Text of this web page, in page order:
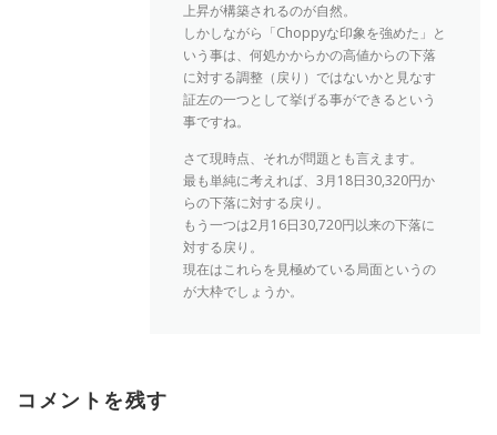
上昇が構築されるのが自然。
しかしながら「Choppyな印象を強めた」と
いう事は、何処かからかの高値からの下落
に対する調整（戻り）ではないかと見なす
証左の一つとして挙げる事ができるという
事ですね。
さて現時点、それが問題とも言えます。
最も単純に考えれば、3月18日30,320円か
らの下落に対する戻り。
もう一つは2月16日30,720円以来の下落に
対する戻り。
現在はこれらを見極めている局面というの
が大枠でしょうか。
コメントを残す